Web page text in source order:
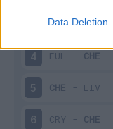
Data Deletion
CHE-WES
4 FUL - CHE
5 CHE - LIV
6 CRY - CHE